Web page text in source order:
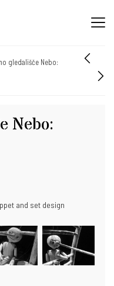
gledališče Nebo:
Nebo:
and set design